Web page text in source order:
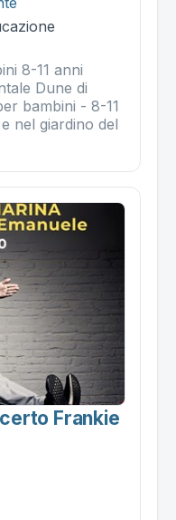
8-11 anni
Dune di
bambini - 8-11
nel giardino del
Frankie